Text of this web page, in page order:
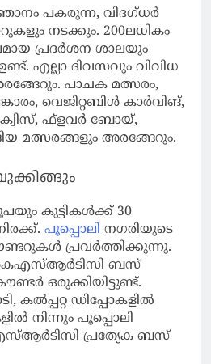
പകരുന്ന, വിദഗ്ധര്‍
നടക്കും. 200ലധികം
പ്രദര്‍ശന ശാലയും
എല്ലാ ദിവസവും വിവിധ
പാചക മത്സരം,
വെജിറ്റബിള്‍ കാര്‍വിങ്,
ക്വിസ്, ഫ്‌ളവര്‍ ബോയ്,
മത്സരങ്ങളും അരങ്ങേറും.
കുട്ടികള്‍ക്ക് 30
പൂപ്പൊലി നഗരിയുടെ
പ്രവര്‍ത്തിക്കുന്നു.
ബസ്
ഒരുക്കിയിട്ടുണ്ട്.
കല്‍പ്പറ്റ ഡിപ്പോകളില്‍
നിന്നും പൂപ്പൊലി
പ്രത്യേക ബസ്